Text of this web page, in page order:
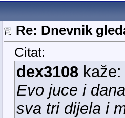
Re: Dnevnik
Citat:
dex3108
Evo juce i
sva tri dijela i